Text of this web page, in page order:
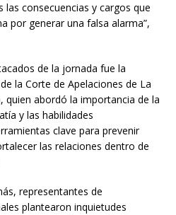
las consecuencias y cargos que
por generar una falsa alarma”,
de la jornada fue la
la Corte de Apelaciones de La
quien abordó la importancia de la
y las habilidades
clave para prevenir
las relaciones dentro de
representantes de
plantearon inquietudes